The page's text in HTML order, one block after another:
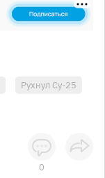
Рухнул Су-25
0